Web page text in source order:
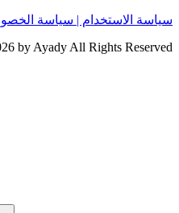
سياسة الاستخدام | سياسة
by Ayady All Rights Reserved